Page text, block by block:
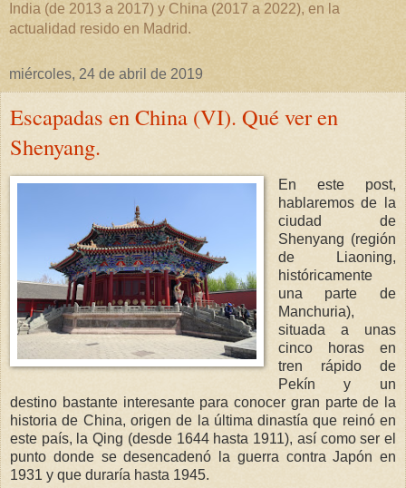
India (de 2013 a 2017) y China (2017 a 2022), en la
actualidad resido en Madrid.
miércoles, 24 de abril de 2019
Escapadas en China (VI). Qué ver en
Shenyang.
En este post,
hablaremos de la
ciudad de
Shenyang (región
de Liaoning,
históricamente
una parte de
Manchuria),
situada a unas
cinco horas en
tren rápido de
Pekín y un
destino bastante interesante para conocer gran parte de la
historia de China, origen de la última dinastía que reinó en
este país, la Qing (desde 1644 hasta 1911), así como ser el
punto donde se desencadenó la guerra contra Japón en
1931 y que duraría hasta 1945.